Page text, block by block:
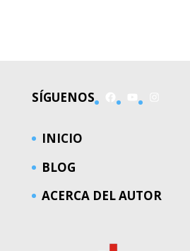
SÍGUENOS
INICIO
BLOG
ACERCA DEL AUTOR